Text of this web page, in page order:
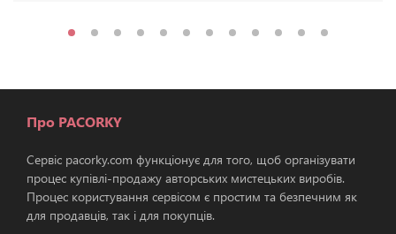
Про PACORKY
Сервіс pacorky.com функціонує для того, щоб організувати
процес купівлі-продажу авторських мистецьких виробів.
Процес користування сервісом є простим та безпечним як
для продавців, так і для покупців.